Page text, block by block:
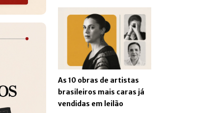
As 10 obras de artistas
brasileiros mais caras já
vendidas em leilão